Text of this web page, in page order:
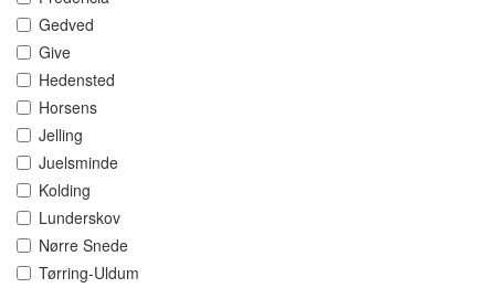
Gedved
Give
Hedensted
Horsens
Jelling
Juelsminde
Kolding
Lunderskov
Nørre Snede
Tørring-Uldum